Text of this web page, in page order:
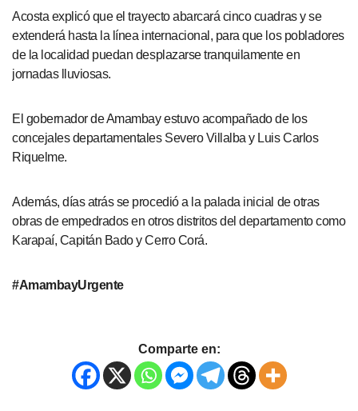
Acosta explicó que el trayecto abarcará cinco cuadras y se
extenderá hasta la línea internacional, para que los pobladores
de la localidad puedan desplazarse tranquilamente en
jornadas lluviosas.
El gobernador de Amambay estuvo acompañado de los
concejales departamentales Severo Villalba y Luis Carlos
Riquelme.
Además, días atrás se procedió a la palada inicial de otras
obras de empedrados en otros distritos del departamento como
Karapaí, Capitán Bado y Cerro Corá.
#AmambayUrgente
Comparte en: